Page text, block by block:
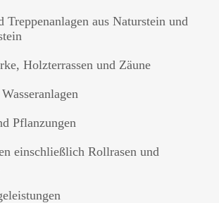
Treppenanlagen aus Naturstein und
Holzterrassen und Zäune
Pflanzungen
einschließlich Rollrasen und